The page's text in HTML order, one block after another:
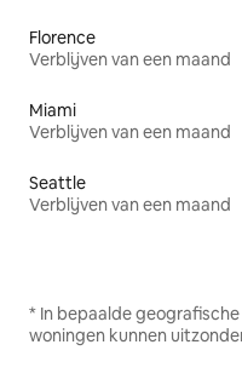
Florence
Verblijven van een maand
Miami
Verblijven van een maand
Seattle
Verblijven van een maand
* In bepaalde
woningen kunnen